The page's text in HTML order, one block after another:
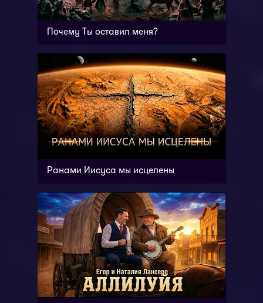
Почему Ты оставил меня?
Ранами Иисуса мы исцелены